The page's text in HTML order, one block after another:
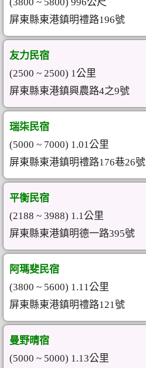
屏東縣東港鎮明禮路196號
友力民宿
(2500 ~ 2500) 1公里
屏東縣東港鎮興農路4之9號
瑞柒民宿
(5000 ~ 7000) 1.01公里
屏東縣東港鎮明禮路176巷26號
平衡民宿
(2188 ~ 3988) 1.1公里
屏東縣東港鎮明德一路395號
阿瑪斐民宿
(3800 ~ 5600) 1.11公里
屏東縣東港鎮明禮路121號
曼野晴宿
(5000 ~ 5000) 1.13公里